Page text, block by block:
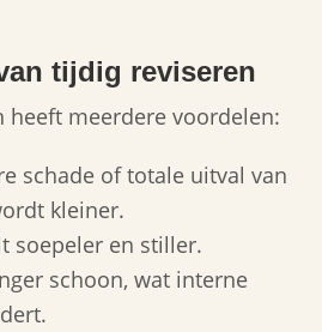
tijdig reviseren
heeft meerdere voordelen:
schade of totale uitval van
kleiner.
soepeler en stiller.
schoon, wat interne